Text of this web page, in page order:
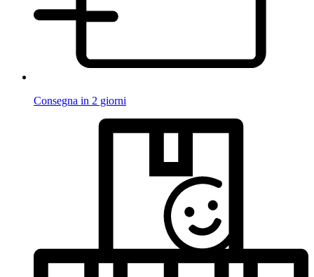
Consegna in 2 giorni